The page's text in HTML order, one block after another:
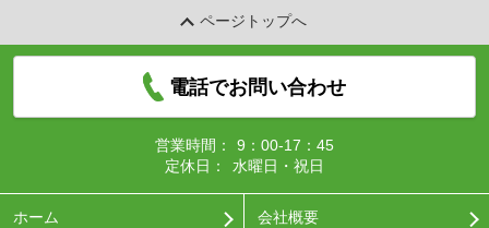
ページトップへ
電話でお問い合わせ
営業時間：
9：00-17：45
定休日：
水曜日・祝日
ホーム 会社概要